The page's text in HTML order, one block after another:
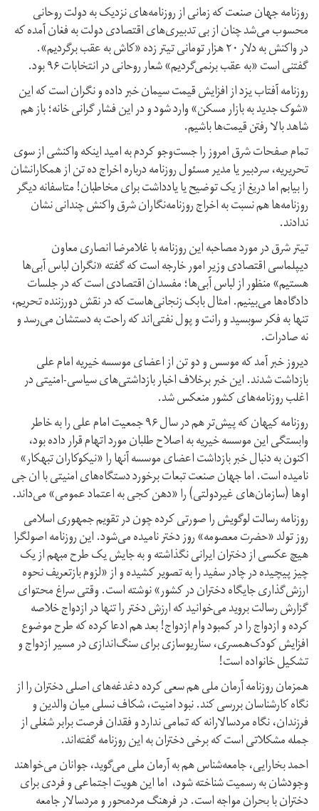
روزنامه جهان صنعت که زمانی از روزنامه‌های نزدیک به دولت روحانی
محسوب می‌شد چنان از بی تدبیری‌های اقتصادی دولت به فغان آمده که
در واکنش به دلار ۲۰ هزار تومانی تیتر زده «کاش به عقب برگردیم».
گفتنی است «به عقب برنمی‌گردیم» شعار روحانی در انتخابات ۹۶ بود.
روزنامه آفتاب یزد از افزایش قیمت سیمان خبر داده و نگران است که این
«شوک جدید به بازار مسکن» وارد شود و در این فشار گرانی خانه؛ باز هم
شاهد بالا رفتن قیمت‌ها باشیم.
تمام صفحات شرق امروز را جست‌وجو کردم به امید اینکه واکنشی از سوی
تحریریه، سردبیر یا مدیر مسئول روزنامه درباره اخراج ده تن از همکارانشان
را بیابم اما دریغ از یک توضیح یا یادداشت برای مخاطبان! متاسفانه دیگر
روزنامه‌ها هم نسبت به اخراج روزنامه‌نگاران شرق واکنش چندانی نشان
ندادند.
تیتر شرق در مورد مصاحبه این روزنامه با غلامرضا انصاری معاون
دیپلماسی اقتصادی وزیر امور خارجه است که گفته «نگران لباس آبی‌ها
هستیم» منظور از لباس آبی‌ها؛ مفسدان اقتصادی است که در جلسات
دادگاه‌ها می‌بینیم. امثال بابک زنجانی‌هاست که در نقش دورزننده تحریم،
تنها به فکر سوبسید و رانت و پول نفتی‌اند که راحت به دستشان می‌رسد و
نه صادرات.
دیروز خبر آمد که موسس و دو تن از اعضای موسسه خیریه امام علی
بازداشت شدند. این خبر برخلاف اخبار بازداشتی‌های سیاسی-امنیتی در
اغلب روزنامه‌های کشور منعکس شد.
روزنامه کیهان که پیش‌تر هم در سال ۹۶ جمعیت امام علی را به خاطر
وابستگی این موسسه خیریه به اصلاح طلبان مورد اتهام قرار داده بود،
اکنون به دنبال خبر بازداشت اعضای موسسه آنها را «نیکوکاران تبهکار»
نامیده است. اما جهان صنعت تبعات برخورد دستگاه‌های امنیتی با ان‌ جی‌
اوها (سازمان‌های غیردولتی) را «دهن کجی به اعتماد عمومی» می‌داند.
روزنامه رسالت لوگویش را صورتی کرده چون در تقویم جمهوری اسلامی
روز تولد «حضرت معصومه» روز دختر نامیده می‌شود. این روزنامه اصولگرا
هیچ عکسی از دختران ایرانی نگذاشته و به جایش یک طرح مبهم از یک
چیز پیچیده در چادر سفید را به تصویر کشیده و از «لزوم بازتعریف نحوه
ارزش‌گذاری جایگاه دختران در کشور» نوشته است. وقتی سراغ محتوای
گزارش رسالت بروید می‌خوانید که ارزش دختر را تنها در ازدواج خلاصه
کرده و ازدواج را در کمبود وام ازدواج! بعد هم ادعا کرده که طرح موضوع
افزایش کودک‌همسری، سناریوسازی برای سنگ‌اندازی در مسیر ازدواج و
تشکیل خانواده است!
همزمان روزنامه آرمان ملی هم سعی کرده دغدغه‌های اصلی دختران را از
نگاه کارشناسان بررسی کند. نبود امنیت، شکاف نسلی میان والدین و
فرزندان، نگاه مردسالارانه که تمامی ندارد و فقدان فرصت برابر شغلی از
جمله مشکلاتی است که برخی دختران به این روزنامه گفته‌اند.
احمد بخارایی، جامعه‌شناس هم به آرمان ملی می‌گوید، جوانان می‌خواهند
وجودشان به رسمیت شناخته شود، اما این هویت اجتماعی و فردی برای
دختران با بحران مواجه است. در فرهنگ مردمحور و مردسالار جامعه